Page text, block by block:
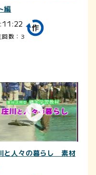
編
回数：3
と人々の暮らし 素材